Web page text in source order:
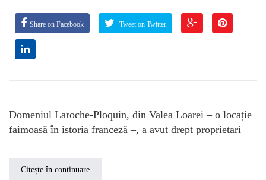
Share on Facebook Tweet on Twitter
Domeniul Laroche-Ploquin, din Valea Loarei – o locație
faimoasă în istoria franceză –, a avut drept proprietari
Citește în continuare